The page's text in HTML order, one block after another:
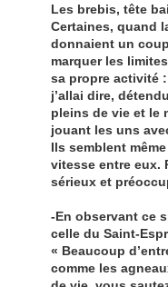
Les brebis, tête
Certaines, quand
donnaient un
marquer les
sa propre activité
j’allai dire,
pleins de vie et le
jouant les uns
Ils semblent
vitesse entre eux.
sérieux et
-En observant ce
celle du Saint-
« Beaucoup
comme les